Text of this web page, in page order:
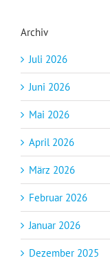
Archiv
Juli 2026
Juni 2026
Mai 2026
April 2026
März 2026
Februar 2026
Januar 2026
Dezember 2025